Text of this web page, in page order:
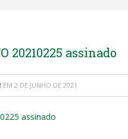
20210225 assinado
EM 2 DE JUNHO DE 2021
assinado